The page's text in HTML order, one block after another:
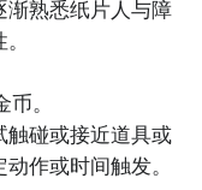
熟悉纸片人与障
。
碰或接近道具或
作或时间触发。